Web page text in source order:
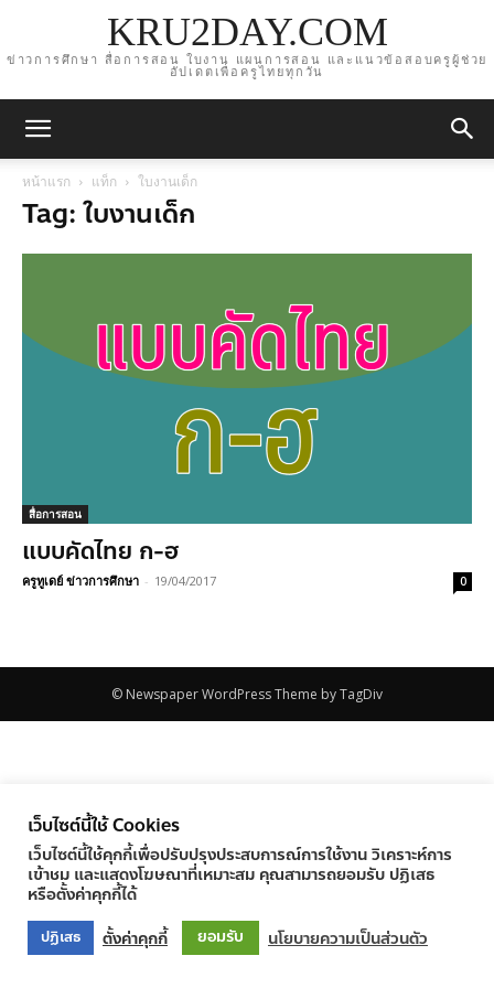
KRU2DAY.COM
ข่าวการศึกษา สื่อการสอน ใบงาน แผนการสอน และแนวข้อสอบครูผู้ช่วย
อัปเดตเพื่อครูไทยทุกวัน
หน้าแรก แท็ก ใบงานเด็ก
Tag: ใบงานเด็ก
สื่อการสอน
แบบคัดไทย ก-ฮ
ครูทูเดย์ ข่าวการศึกษา - 19/04/2017 0
© Newspaper WordPress Theme by TagDiv
เว็บไซต์นี้ใช้ Cookies
เว็บไซต์นี้ใช้คุกกี้เพื่อปรับปรุงประสบการณ์การใช้งาน วิเคราะห์การ
เข้าชม และแสดงโฆษณาที่เหมาะสม คุณสามารถยอมรับ ปฏิเสธ
หรือตั้งค่าคุกกี้ได้
ปฏิเสธ ตั้งค่าคุกกี้ ยอมรับ นโยบายความเป็นส่วนตัว